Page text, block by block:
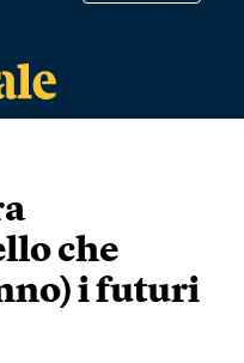
che
i futuri